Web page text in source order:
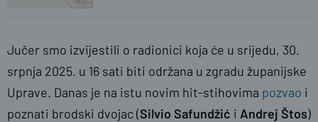
Jučer smo izvijestili o radionici koja će u srijedu, 30.
srpnja 2025. u 16 sati biti održana u zgradu županijske
Uprave. Danas je na istu novim hit-stihovima pozvao i
poznati brodski dvojac (Silvio Safundžić i Andrej Štos)